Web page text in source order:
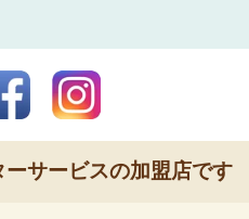
サービスの加盟店です